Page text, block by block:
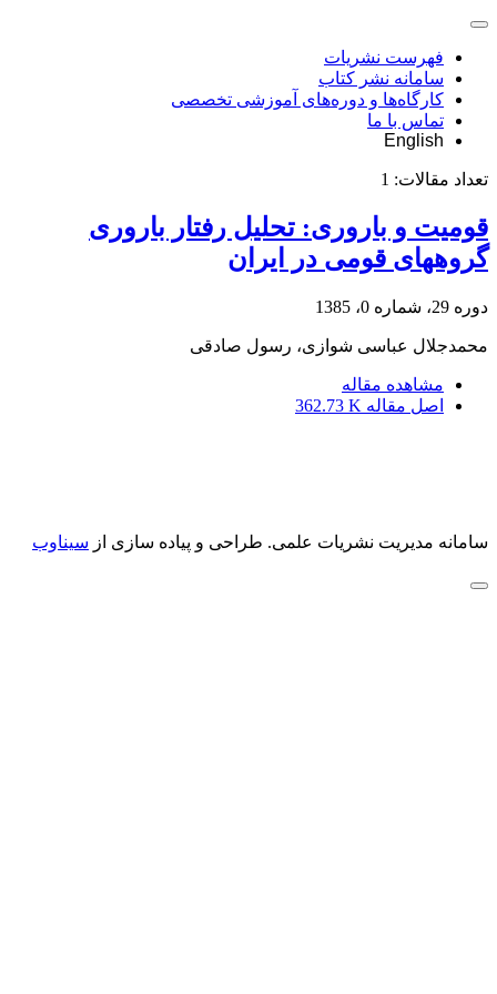
فهرست نشریات
سامانه نشر کتاب
کارگاه‌ها و دوره‌های آموزشی تخصصی
تماس با ما
English
تعداد مقالات: 1
قومیت و باروری: تحلیل رفتار باروری
گروه‏های قومی در ایران
دوره 29، شماره 0، 1385
محمدجلال عباسی شوازی، رسول صادقی
مشاهده مقاله
اصل مقاله 362.73 K
سامانه مدیریت نشریات علمی. طراحی و پیاده سازی از سیناوب